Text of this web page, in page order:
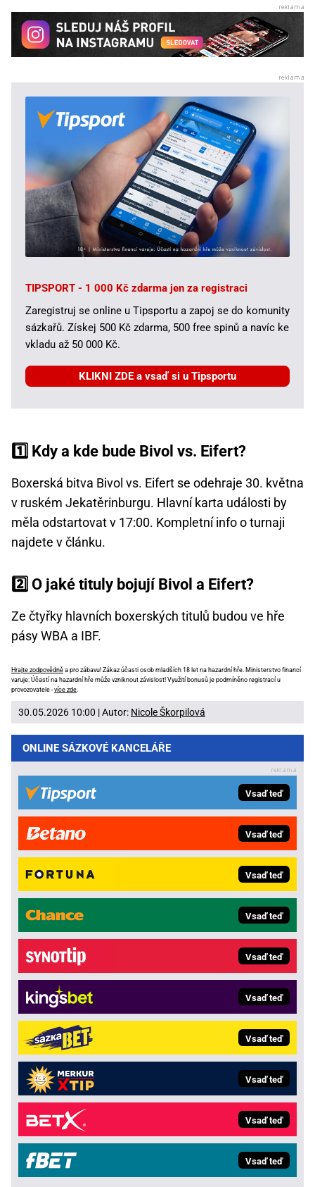
TIPSPORT - 1 000 Kč zdarma jen za registraci
Zaregistruj se online u Tipsportu a zapoj se do komunity
sázkařů. Získej 500 Kč zdarma, 500 free spinů a navíc ke
vkladu až 50 000 Kč.
KLIKNI ZDE a vsaď si u Tipsportu
1️⃣ Kdy a kde bude Bivol vs. Eifert?
Boxerská bitva Bivol vs. Eifert se odehraje 30. května
v ruském Jekatěrinburgu. Hlavní karta události by
měla odstartovat v 17:00. Kompletní info o turnaji
najdete v článku.
2️⃣ O jaké tituly bojují Bivol a Eifert?
Ze čtyřky hlavních boxerských titulů budou ve hře
pásy WBA a IBF.
Hrajte zodpovědně a pro zábavu! Zákaz účasti osob mladších 18 let na hazardní hře. Ministerstvo financí
varuje: Účastí na hazardní hře může vzniknout závislost! Využití bonusů je podmíněno registrací u
provozovatele -více zde
30.05.2026 10:00 | Autor: Nicole Škorpilová
ONLINE SÁZKOVÉ KANCELÁŘE
Vsaď teď
Vsaď teď
Vsaď teď
Vsaď teď
Vsaď teď
Vsaď teď
Vsaď teď
Vsaď teď
Vsaď teď
Vsaď teď